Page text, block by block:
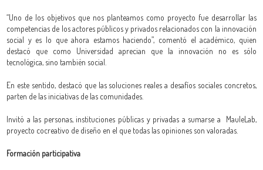
“Uno de los objetivos que nos planteamos como proyecto fue desarrollar las
competencias de los actores públicos y privados relacionados con la innovación
social y es lo que ahora estamos haciendo”, comentó el académico, quien
destacó que como Universidad aprecian que la innovación no es sólo
tecnológica, sino también social.
En este sentido, destacó que las soluciones reales a desafíos sociales concretos,
parten de las iniciativas de las comunidades.
Invitó a las personas, instituciones públicas y privadas a sumarse a MauleLab,
proyecto cocreativo de diseño en el que todas las opiniones son valoradas.
Formación participativa